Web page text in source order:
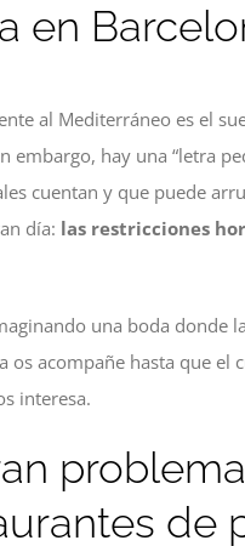
en
al Mediterráneo es el
embargo, hay una “letra
cuentan y que puede
día: las restricciones
una boda donde
os acompañe hasta que el
interesa.
de